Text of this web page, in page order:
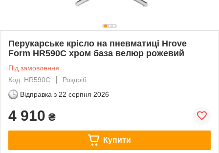
Перукарське крісло на пневматиці Hrove
Form HR590C хром база велюр рожевий
Під замовлення
Код: HR590C
Роздріб
Відправка з 22 серпня 2026
4 910 ₴
Купити